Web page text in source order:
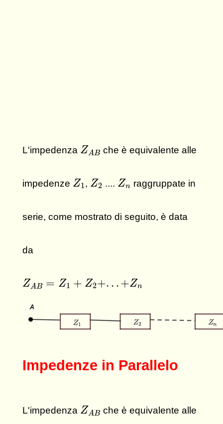
L'impedenza ZAB
ZA che è equivalente alle
impedenze Z1
Z1 , Z2
Z2 .... Zn
Zn raggruppate in
serie, come mostrato di seguito, è data
da
ZAB = Z1 + Z2+. . .+Zn
ZA 1+ Z2 +. +
Impedenze in Parallelo
L'impedenza ZAB
ZA che è equivalente alle